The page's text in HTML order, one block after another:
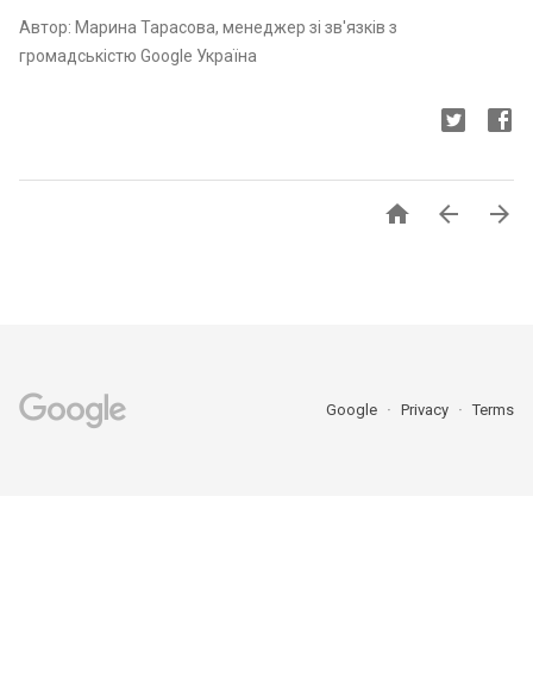
Автор: Марина Тарасова, менеджер зі зв'язків з
громадськістю Google Україна
  
Google Privacy Terms